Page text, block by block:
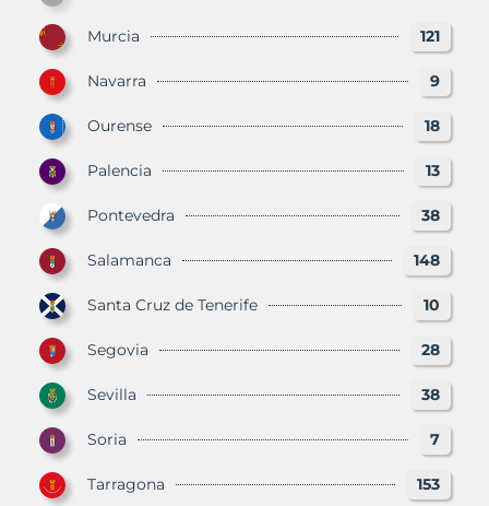
Murcia 121
Navarra 9
Ourense 18
Palencia 13
Pontevedra 38
Salamanca 148
Santa Cruz de Tenerife 10
Segovia 28
Sevilla 38
Soria 7
Tarragona 153